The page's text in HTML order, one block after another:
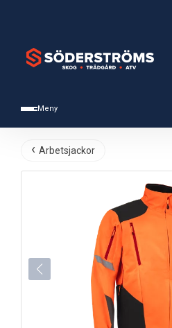
Meny
Arbetsjackor